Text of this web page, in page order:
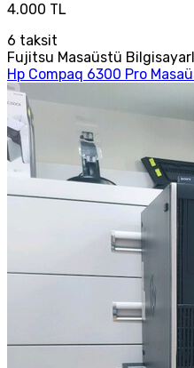
4.000 TL
6 taksit
Fujitsu Masaüstü
Hp Compaq 6300 Pro